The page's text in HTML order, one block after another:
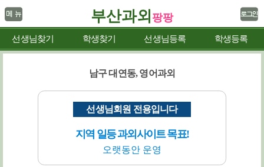
부산과외 팡팡
선생님찾기 학생찾기 선생님등록 학생등록
남구 대연동, 영어과외
선생님회원 전용입니다
지역 일등 과외사이트 목표!
오랫동안 운영